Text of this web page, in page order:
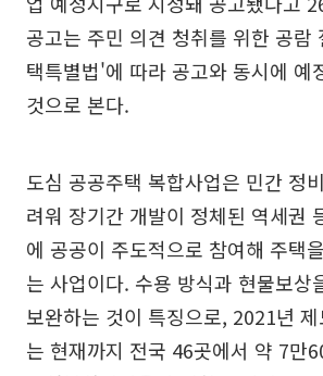
공고는 주민 의견 청취를 위한 공람
택특별법'에 따라 공고와 동시에 예
것으로 본다.
도심 공공주택 복합사업은 민간 정
려워 장기간 개발이 정체된 역세권
에 공공이 주도적으로 참여해 주택
는 사업이다. 수용 방식과 현물보상
보완하는 것이 특징으로, 2021년
는 현재까지 전국 46곳에서 약 7만